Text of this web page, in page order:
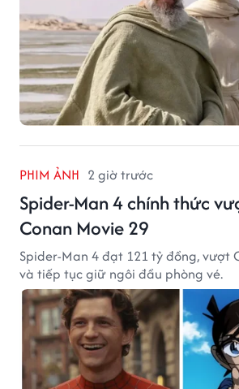
PHIM ẢNH 2 giờ trước
Spider-Man 4 chính thức
Conan Movie 29
Spider-Man 4 đạt 121 tỷ đồng, vượt
và tiếp tục giữ ngôi đầu phòng vé.